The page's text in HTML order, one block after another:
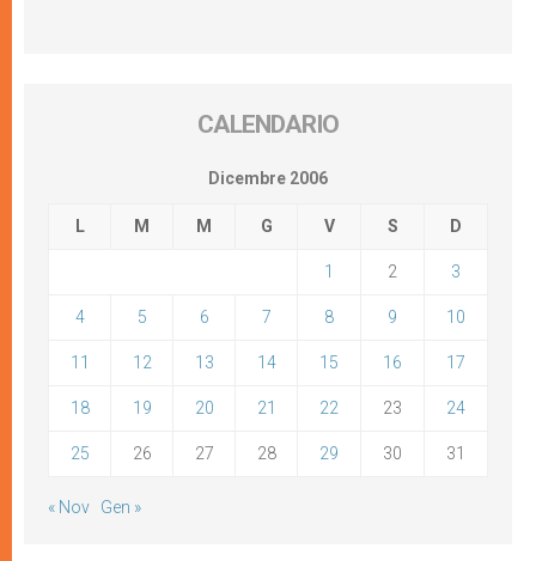
CALENDARIO
Dicembre 2006
L M M G V S D
1 2 3
4 5 6 7 8 9 10
11 12 13 14 15 16 17
18 19 20 21 22 23 24
25 26 27 28 29 30 31
« Nov Gen »